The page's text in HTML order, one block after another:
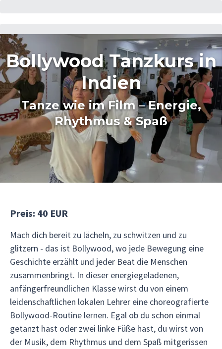
Bollywood Tanzkurs in
Indien
Tanze wie im Film – Energie,
Rhythmus & Spaß
Preis: 40 EUR
Mach dich bereit zu lächeln, zu schwitzen und zu
glitzern - das ist Bollywood, wo jede Bewegung eine
Geschichte erzählt und jeder Beat die Menschen
zusammenbringt. In dieser energiegeladenen,
anfängerfreundlichen Klasse wirst du von einem
leidenschaftlichen lokalen Lehrer eine choreografierte
Bollywood-Routine lernen. Egal ob du schon einmal
getanzt hast oder zwei linke Füße hast, du wirst von
der Musik, dem Rhythmus und dem Spaß mitgerissen